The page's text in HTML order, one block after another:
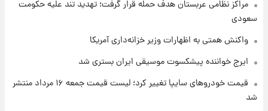
مراکز نظامی عربستان هدف حمله قرار گرفت؛ تهدید تند علیه حکومت
سعودی
واکنش همتی به اظهارات وزیر خزانه‌داری آمریکا
ایرج خواننده پیشکسوت موسیقی ایران بستری شد
قیمت خودروهای سایپا تغییر کرد؛ لیست قیمت جمعه ۱۶ مرداد منتشر
شد